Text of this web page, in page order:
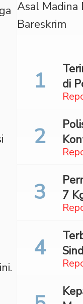
di
7
70
Di
di